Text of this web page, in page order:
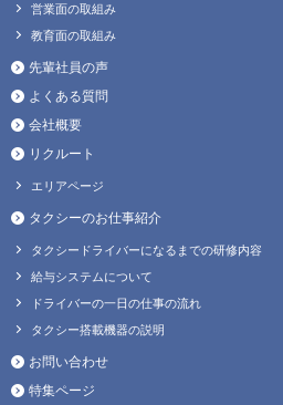
営業面の取組み
教育面の取組み
先輩社員の声
よくある質問
会社概要
リクルート
エリアページ
タクシーのお仕事紹介
タクシードライバーになるまでの研修内容
給与システムについて
ドライバーの一日の仕事の流れ
タクシー搭載機器の説明
お問い合わせ
特集ページ